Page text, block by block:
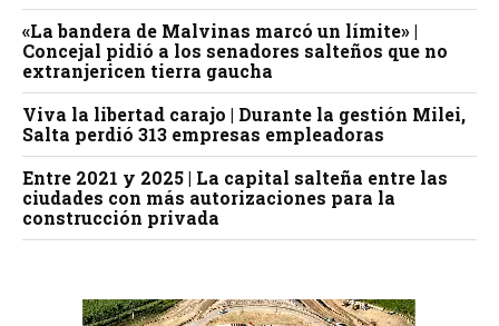
«La bandera de Malvinas marcó un límite» |
Concejal pidió a los senadores salteños que no
extranjericen tierra gaucha
Viva la libertad carajo | Durante la gestión Milei,
Salta perdió 313 empresas empleadoras
Entre 2021 y 2025 | La capital salteña entre las
ciudades con más autorizaciones para la
construcción privada